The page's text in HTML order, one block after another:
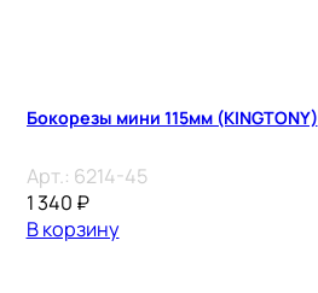
Бокорезы мини 115мм (KINGTONY)
Арт.: 6214-45
1 340 ₽
В корзину